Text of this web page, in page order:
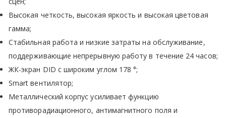
Высокая четкость, высокая яркость и высокая цветовая
гамма;
Стабильная работа и низкие затраты на обслуживание,
поддерживающие непрерывную работу в течение 24 часов;
ЖК-экран DID с широким углом 178 °;
Smart вентилятор;
Металлический корпус усиливает функцию
противорадиационного, антимагнитного поля и